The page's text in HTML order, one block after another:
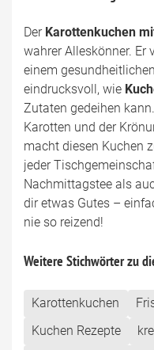
Der Karottenkuchen
wahrer Alleskönner. Er
einem
eindrucksvoll, wie
Zutaten gedeihen
Karotten und der
macht diesen Kuchen
jeder
Nachmittagstee als
dir etwas Gutes –
nie so reizend!
Weitere Stichwörter zu
Karottenkuchen
Kuchen Rezepte